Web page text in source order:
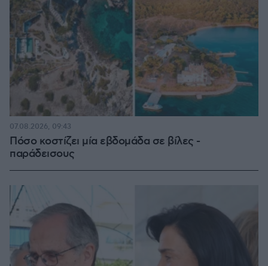
Πόσο κοστίζει μία εβδομάδα σε βίλες -
παράδεισους
07.08.2026, 09:43